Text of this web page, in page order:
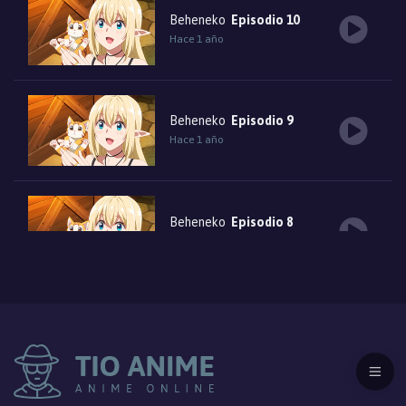
Beheneko Episodio 10
Hace 1 año
Beheneko Episodio 9
Hace 1 año
Beheneko Episodio 8